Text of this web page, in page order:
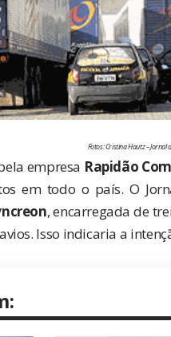
Fotos: Cristina Hautz – Jornal
empresa Rapidão
em todo o país. O
, encarregada de
Isso indicaria a